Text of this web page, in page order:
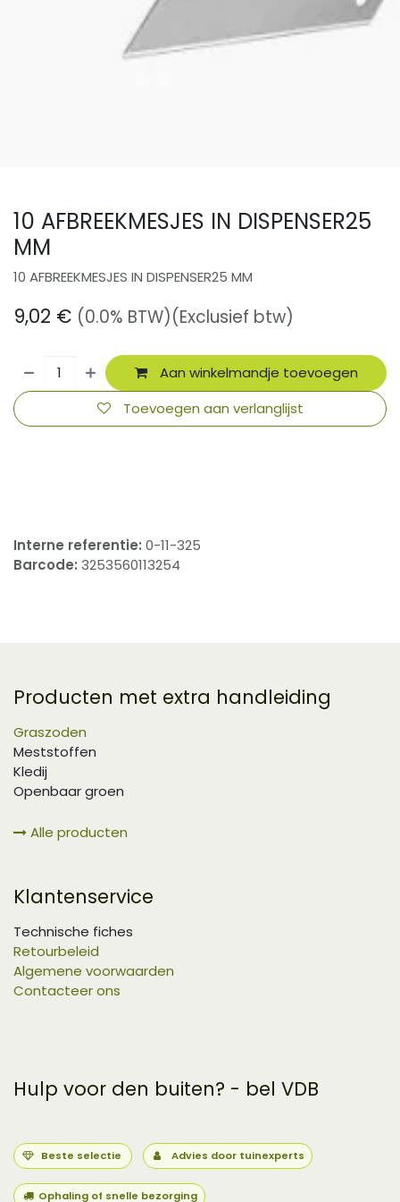
10 AFBREEKMESJES IN DISPENSER25
MM
10 AFBREEKMESJES IN DISPENSER25 MM
9,02 € (0.0% BTW)(Exclusief btw)
Aan winkelmandje toevoegen
Toevoegen aan verlanglijst
Interne referentie: 0-11-325
Barcode: 3253560113254
Producten met extra handleiding
Graszoden
Meststoffen
Kledij
Openbaar groen
Alle producten
Klantenservice
Technische fiches
Retourbeleid
Algemene voorwaarden
Contacteer ons
Hulp voor den buiten? - bel VDB
Beste selectie Advies door tuinexperts
Ophaling of snelle bezorging